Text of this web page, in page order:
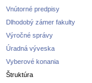
Vnútorné predpisy
Dlhodobý zámer fakulty
Výročné správy
Úradná výveska
Vyberové konania
Štruktúra